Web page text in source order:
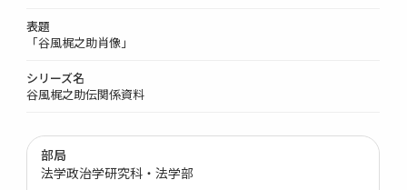
表題
「谷風梶之助肖像」
シリーズ名
谷風梶之助伝関係資料
部局
法学政治学研究科・法学部